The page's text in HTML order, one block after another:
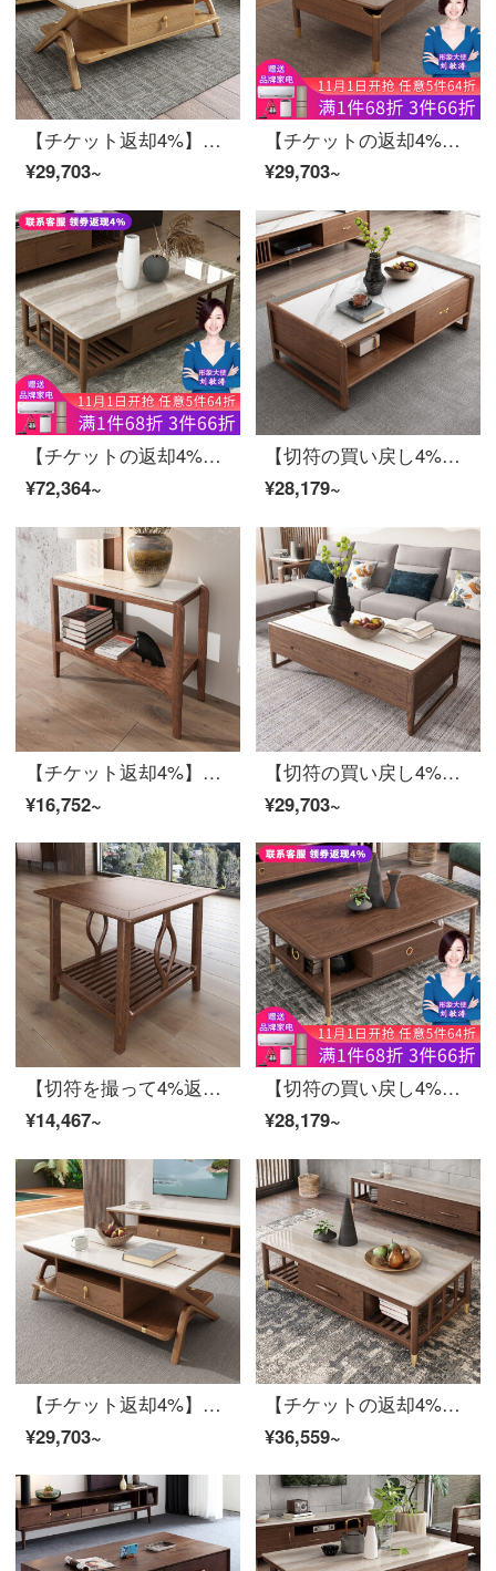
【チケット返却4%】慕尼思丹茶几岩板茶何原木色実木茶何北欧中国式客間家具白蝋木茶何テレビキャビネット組み合わせ実木茶何【120*66*45 cm】【輸入白蝋木+保存物引き出し+環境保護ワニス】
¥29,703~
【チケットの返却4%】慕尼思丹茶の実木茶の中国式北欧客間家具の軽奢な風格の白い蝋の木茶のいくつかのテレビの箱の組み合わせ茶卓【135*75*45 cm】【輸入白蝋の木+大きい物の引き出し】
¥29,703~
【チケットの返却4%】慕尼思丹茶の大理石茶のいくつかの実木茶の北欧中国式客間の家具と茶卓の組み合わせ茶卓+テレビキャビネット【輸入ホワイトワックスの木+大貯蔵空間+環境保護ワニス】
¥72,364~
【切符の買い戻し4%】慕尼思丹茶のいくつかの実木茶、新中国式北欧客間の物置きとして、いくつかの岩板茶何白蝋木茶のテレビ棚を組み合わせた岩板テレビキャビネット【輸入ホワイトワックス木＋高硬度岩板＋環境保護ワニス】
¥28,179~
【チケット返却4%】慕尼思丹角のいくつかの実木茶室ソファテーブルの収納物のそばに、いくつかの新中国式北欧客間家具の木の端にある【白い岩板】
¥16,752~
【切符の買い戻し4%】慕尼思丹茶の実木茶の幾つかの岩板茶の新中国式北欧客間の物置きとして、数本の白い蝋の木茶を組み合わせた茶卓【国産の白い岩板】
¥29,703~
【切符を撮って4%返します】慕尼思丹の実木の方の何客間の角の何の新しい中国式の家具の白い蝋の木の辺の何角の簡単なお茶のテーブルの本当の木の角のいくつか【輸入の白い蝋の木】
¥14,467~
【切符の買い戻し4%】慕尼思丹茶の実木茶の新中国式北欧客間の白い蝋の木の家具の軽奢な風格の茶何テレビの箱の組み合わせの本当の木茶何【135*75*46 cm】【輸入の白い蝋の木+大きいものの引き出し+環境保護のワニス】
¥28,179~
【チケット返却4%】慕尼思丹茶几岩板茶何戸かの小型戸形の実木茶何北欧中国式客間家具白蝋木茶何テレビキャビネット組み合わせの実木茶卓【120*66*45 cm】【輸入白蝋木+保存物引き出し+環境保護ワニス】
¥29,703~
【チケットの返却4%】慕尼思丹茶の実木茶の大理石茶の新中国式北欧客間茶の数回のテレビボックスの組み合わせの実木茶の数【140*70*41 cm】【輸入の白い蝋の木+大理石】
¥36,559~